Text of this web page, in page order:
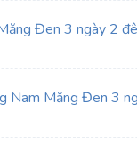
Đen 3 ngày 2
Nam Măng Đen 3